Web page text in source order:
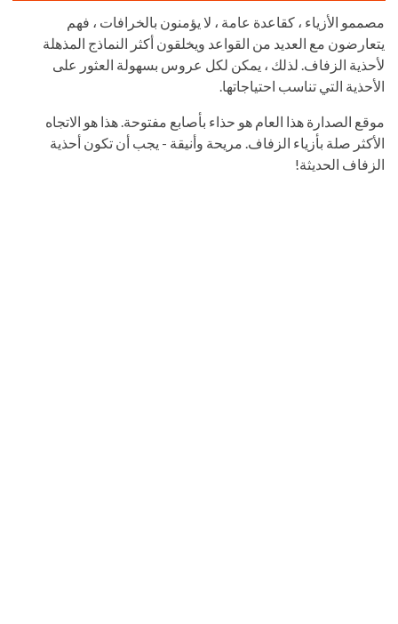
مصممو الأزياء ، كقاعدة عامة ، لا يؤمنون بالخرافات ، فهم
يتعارضون مع العديد من القواعد ويخلقون أكثر النماذج المذهلة
لأحذية الزفاف. لذلك ، يمكن لكل عروس بسهولة العثور على
الأحذية التي تناسب احتياجاتها.
موقع الصدارة هذا العام هو حذاء بأصابع مفتوحة. هذا هو الاتجاه
الأكثر صلة بأزياء الزفاف. مريحة وأنيقة - يجب أن تكون أحذية
الزفاف الحديثة!